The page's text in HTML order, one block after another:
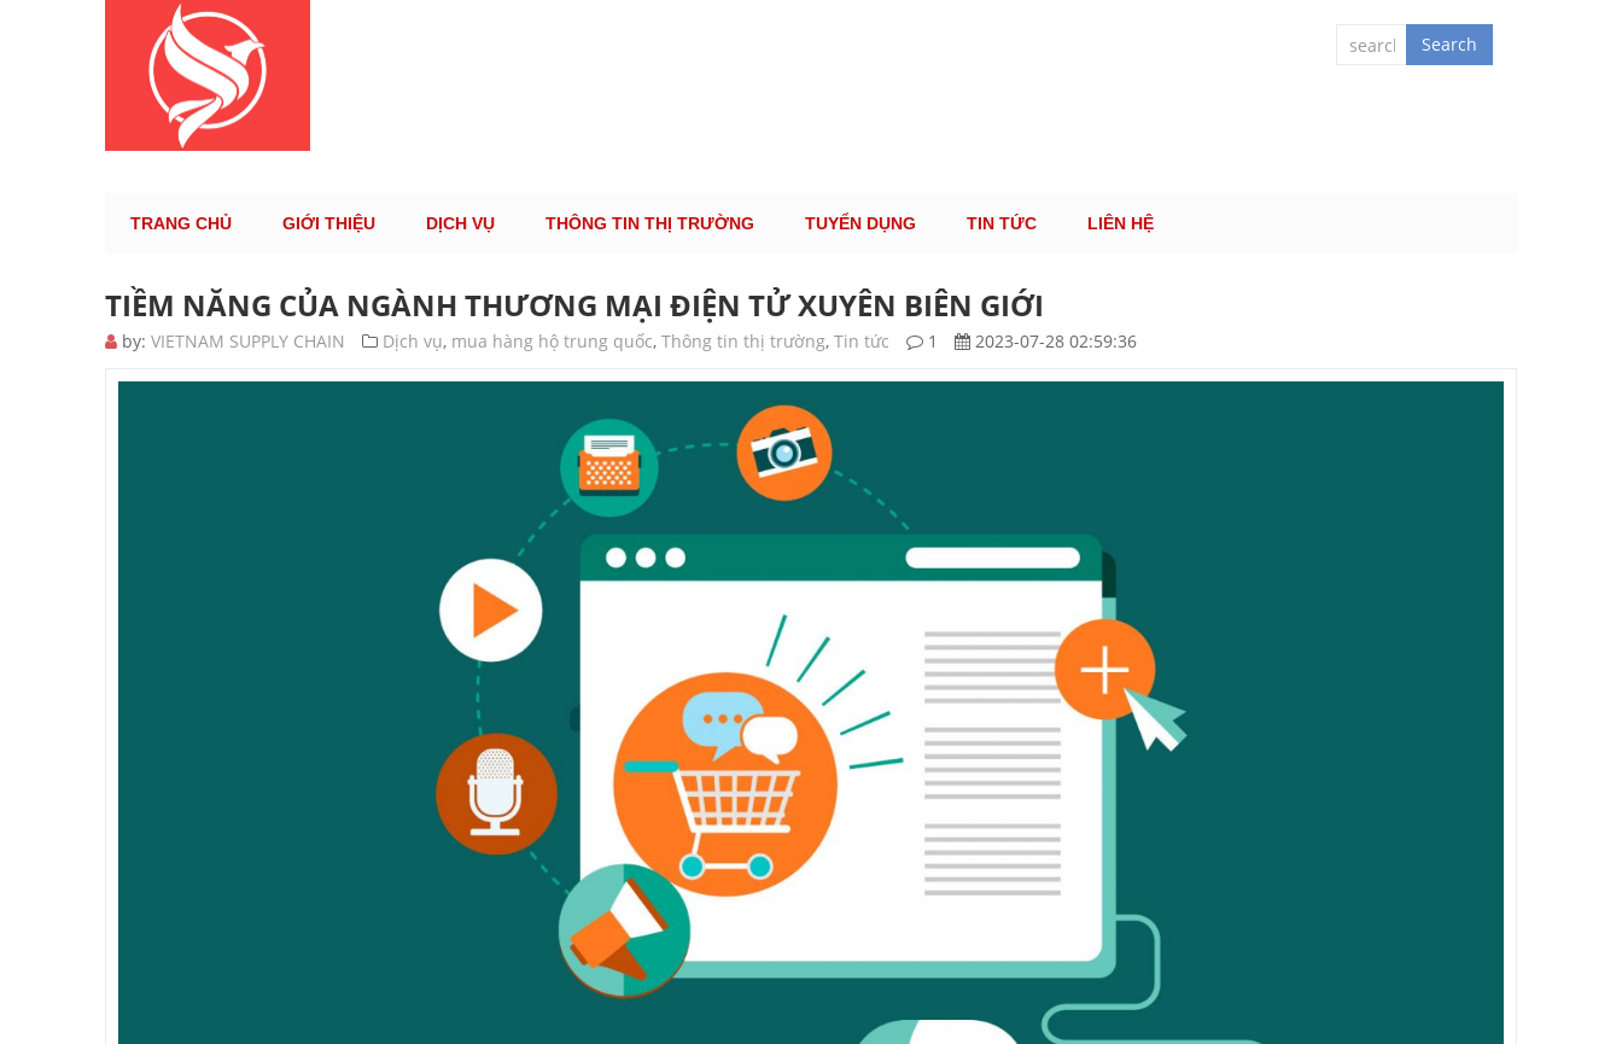
Search
TRANG CHỦ GIỚI THIỆU DỊCH VỤ THÔNG TIN THỊ TRƯỜNG TUYỂN DỤNG TIN TỨC LIÊN HỆ
TIỀM NĂNG CỦA NGÀNH THƯƠNG MẠI ĐIỆN TỬ XUYÊN BIÊN GIỚI
by: VIETNAM SUPPLY CHAIN Dịch vụ, mua hàng hộ trung quốc, Thông tin thị trường, Tin tức 1 2023-07-28 02:59:36